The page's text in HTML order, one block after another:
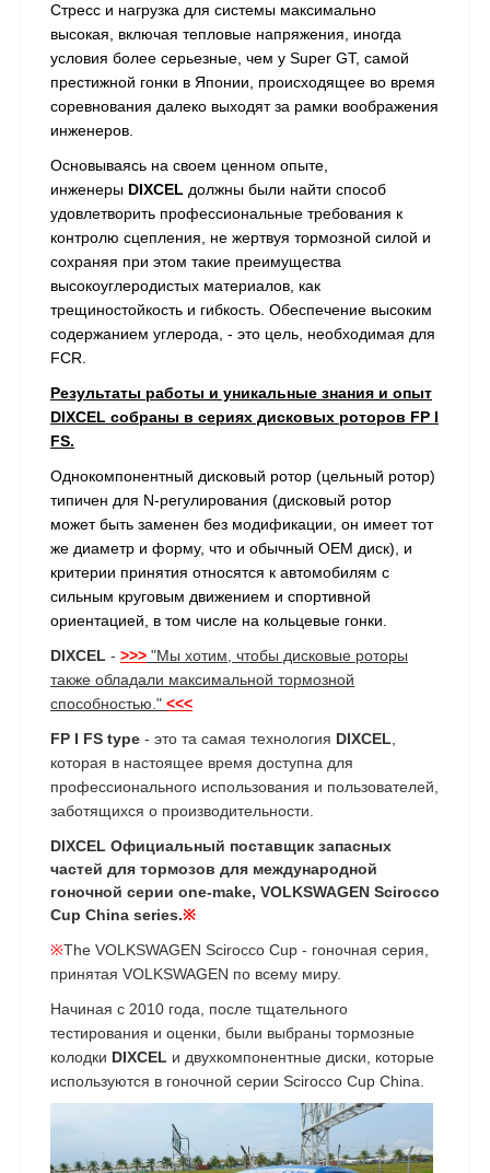
Стресс и нагрузка для системы максимально
высокая, включая тепловые напряжения, иногда
условия более серьезные, чем у Super GT, самой
престижной гонки в Японии, происходящее во время
соревнования далеко выходят за рамки воображения
инженеров.
Основываясь на своем ценном опыте,
инженеры DIXCEL должны были найти способ
удовлетворить профессиональные требования к
контролю сцепления, не жертвуя тормозной силой и
сохраняя при этом такие преимущества
высокоуглеродистых материалов, как
трещиностойкость и гибкость. Обеспечение высоким
содержанием углерода, - это цель, необходимая для
FCR.
Результаты работы и уникальные знания и опыт
DIXCEL собраны в сериях дисковых роторов FP I
FS.
Однокомпонентный дисковый ротор (цельный ротор)
типичен для N-регулирования (дисковый ротор
может быть заменен без модификации, он имеет тот
же диаметр и форму, что и обычный OEM диск), и
критерии принятия относятся к автомобилям с
сильным круговым движением и спортивной
ориентацией, в том числе на кольцевые гонки.
DIXCEL - >>> "Мы хотим, чтобы дисковые роторы
также обладали максимальной тормозной
способностью." <<<
FP I FS type - это та самая технология DIXCEL
которая в настоящее время доступна для
профессионального использования и пользователей,
заботящихся о производительности.
DIXCEL Официальный поставщик запасных
частей для тормозов для международной
гоночной серии one-make, VOLKSWAGEN Scirocco
Cup China series.※
※The VOLKSWAGEN Scirocco Cup - гоночная серия,
принятая VOLKSWAGEN по всему миру.
Начиная с 2010 года, после тщательного
тестирования и оценки, были выбраны тормозные
колодки DIXCEL и двухкомпонентные диски, которые
используются в гоночной серии Scirocco Cup China.